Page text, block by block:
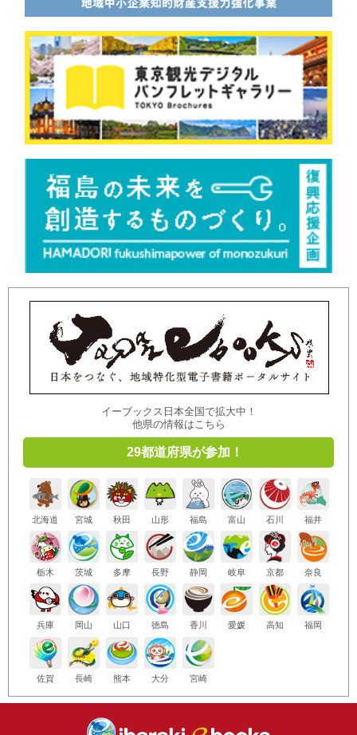
イーブックス日本全国で拡大中！
他県の情報はこちら
29都道府県が参加！
北海道 宮城 秋田 山形 福島 富山 石川 福井
栃木 茨城 多摩 長野 静岡 岐阜 京都 奈良
兵庫 岡山 山口 徳島 香川 愛媛 高知 福岡
佐賀 長崎 熊本 大分 宮崎